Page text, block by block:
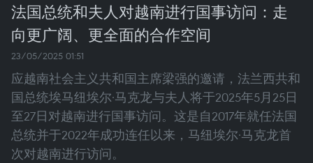
法国总统和夫人对越南进行国事访问：走
向更广阔、更全面的合作空间
23/05/2025 01:51
应越南社会主义共和国主席梁强的邀请，法兰西共和
国总统埃马纽埃尔·马克龙与夫人将于2025年5月25日
至27日对越南进行国事访问。这是自2017年就任法国
总统并于2022年成功连任以来，马纽埃尔·马克龙首
次对越南进行访问。